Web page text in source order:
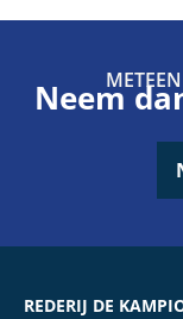
Neem
REDERIJ DE